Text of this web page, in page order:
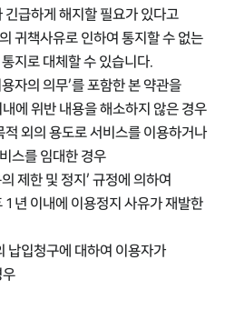
급하게 해지할 필요가 있다고
귀책사유로 인하여 통지할 수 없는
지로 대체할 수 있습니다.
자의 의무’를 포함한 본 약관을
에 위반 내용을 해소하지 않은 경우
외의 용도로 서비스를 이용하거나
스를 임대한 경우
제한 및 정지’ 규정에 의하여
1년 이내에 이용정지 사유가 재발한
납입청구에 대하여 이용자가